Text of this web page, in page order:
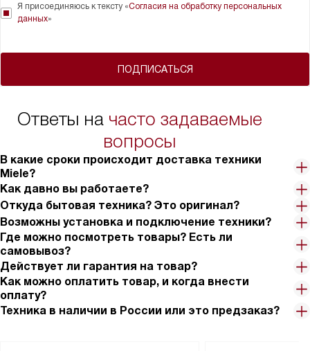
ПОДПИСАТЬСЯ
Я присоединяюсь к тексту «Согласия на обработку персональных
данных»
Ответы на часто задаваемые
вопросы
В какие сроки происходит доставка техники
Miele?
Как давно вы работаете?
Откуда бытовая техника? Это оригинал?
Возможны установка и подключение техники?
Где можно посмотреть товары? Есть ли
самовывоз?
Действует ли гарантия на товар?
Как можно оплатить товар, и когда внести
оплату?
Техника в наличии в России или это предзаказ?